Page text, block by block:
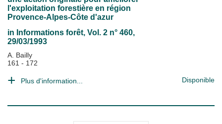
l'exploitation forestière en région
Provence-Alpes-Côte d'azur
in Informations forêt, Vol. 2 n° 460,
29/03/1993
A. Bailly
161 - 172
Plus d'information... Disponible